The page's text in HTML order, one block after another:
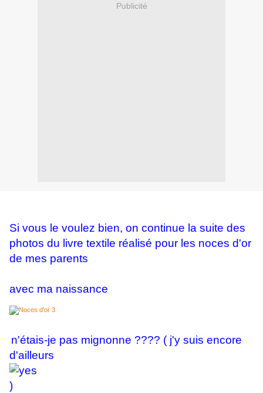
Publicité
Si vous le voulez bien, on continue la suite des
photos du livre textile réalisé pour les noces d'or
de mes parents
avec ma naissance
n'étais-je pas mignonne ???? ( j'y suis encore
d'ailleurs
)